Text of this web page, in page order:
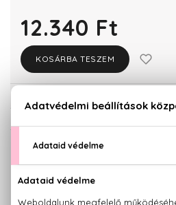
12.340 Ft
KOSÁRBA TESZEM
KISZERELÉS